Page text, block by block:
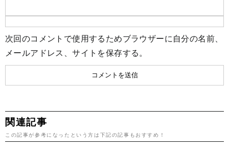
次回のコメントで使用するためブラウザーに自分の名前、
メールアドレス、サイトを保存する。
関連記事
この記事が参考になったという方は下記の記事もおすすめ！